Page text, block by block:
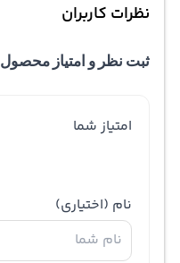
نظرات کاربران
ثبت نظر و امتیاز محصول
امتیاز شما
نام (اختیاری)